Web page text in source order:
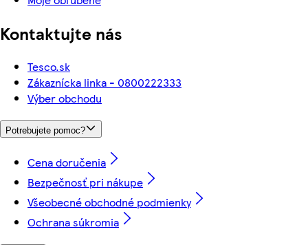
Kontaktujte nás
Tesco.sk
Zákaznícka linka - 0800222333
Výber obchodu
Potrebujete pomoc?
Cena doručenia
Bezpečnosť pri nákupe
Všeobecné obchodné podmienky
Ochrana súkromia